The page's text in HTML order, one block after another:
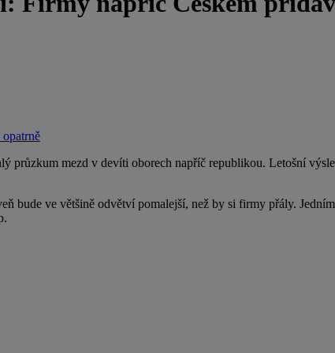
průzkum mezd v devíti oborech napříč republikou. Letošní
bude ve většině odvětví pomalejší, než by si firmy přály.